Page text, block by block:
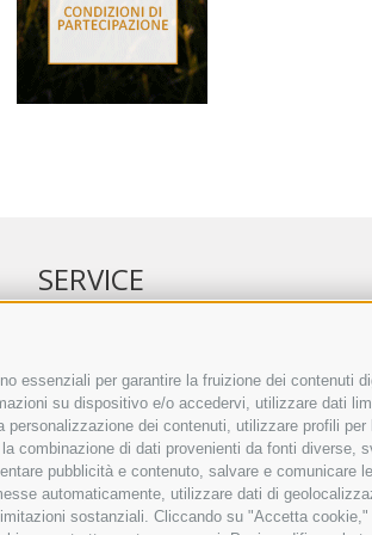
essenziali per garantire la fruizione dei contenuti
su dispositivo e/o accedervi, utilizzare dati
dei contenuti, utilizzare profili
combinazione di dati provenienti da fonti
pubblicità e contenuto, salvare e
automaticamente, utilizzare dati di
sostanziali. Cliccando su "Accetta
SERVICE
ANNUNCI
LINK UTILI
METEO
WEBCAM
VIDEO
NECROLOGI